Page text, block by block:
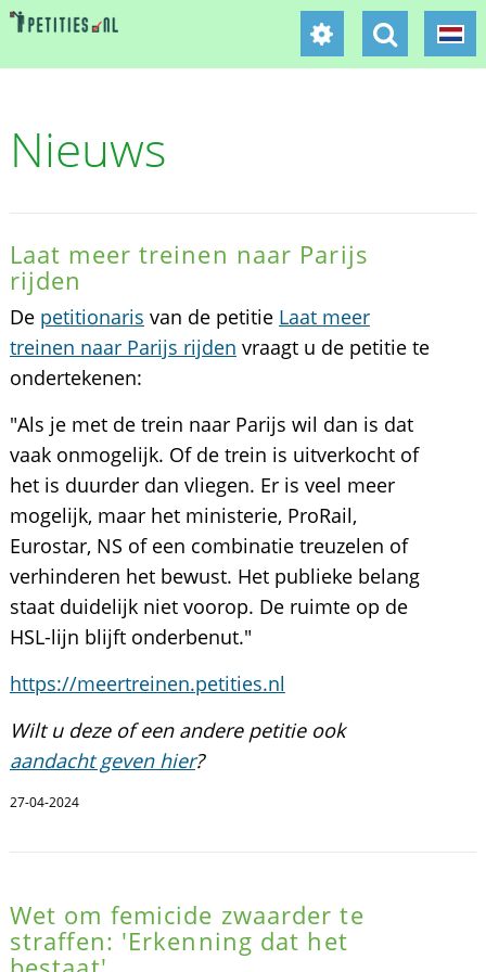
Nieuws
Laat meer treinen naar Parijs
rijden
De petitionaris van de petitie Laat meer
treinen naar Parijs rijden vraagt u de petitie te
ondertekenen:
"Als je met de trein naar Parijs wil dan is dat
vaak onmogelijk. Of de trein is uitverkocht of
het is duurder dan vliegen. Er is veel meer
mogelijk, maar het ministerie, ProRail,
Eurostar, NS of een combinatie treuzelen of
verhinderen het bewust. Het publieke belang
staat duidelijk niet voorop. De ruimte op de
HSL-lijn blijft onderbenut."
https://meertreinen.petities.nl
Wilt u deze of een andere petitie ook
aandacht geven hier?
27-04-2024
Wet om femicide zwaarder te
straffen: 'Erkenning dat het